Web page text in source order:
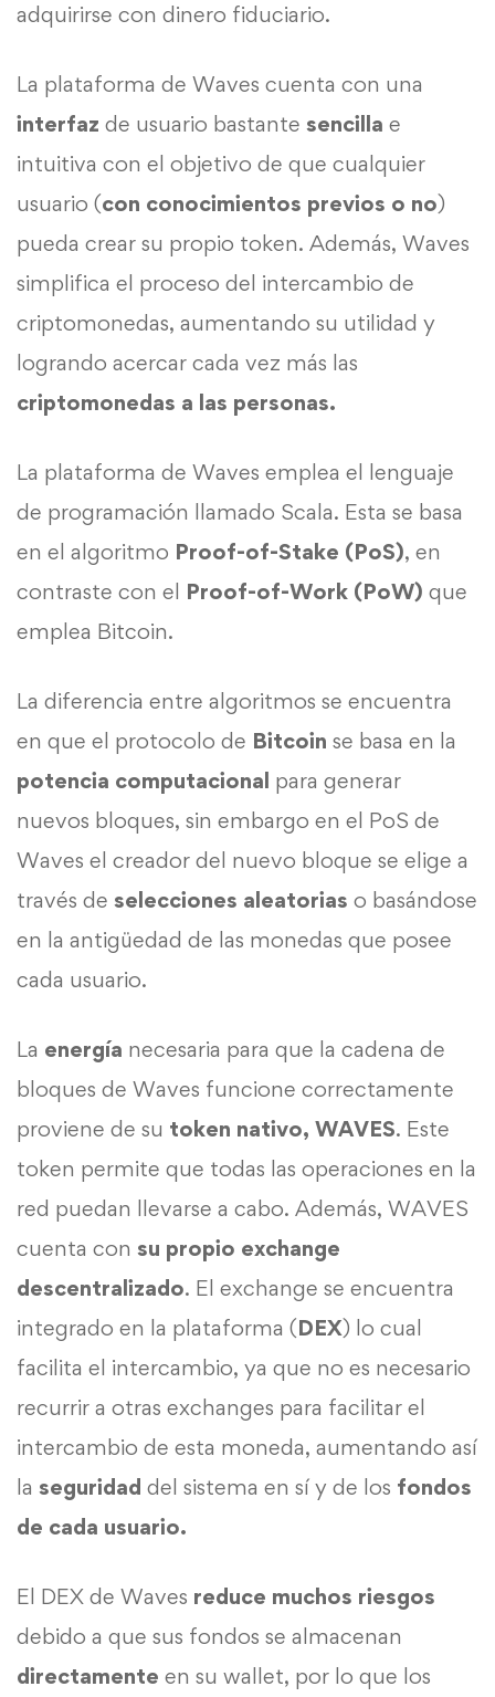
adquirirse con dinero fiduciario.
La plataforma de Waves cuenta con una
interfaz de usuario bastante sencilla e
intuitiva con el objetivo de que cualquier
usuario (con conocimientos previos o no)
pueda crear su propio token. Además, Waves
simplifica el proceso del intercambio de
criptomonedas, aumentando su utilidad y
logrando acercar cada vez más las
criptomonedas a las personas.
La plataforma de Waves emplea el lenguaje
de programación llamado Scala. Esta se basa
en el algoritmo Proof-of-Stake (PoS), en
contraste con el Proof-of-Work (PoW) que
emplea Bitcoin.
La diferencia entre algoritmos se encuentra
en que el protocolo de Bitcoin se basa en la
potencia computacional para generar
nuevos bloques, sin embargo en el PoS de
Waves el creador del nuevo bloque se elige a
través de selecciones aleatorias o basándose
en la antigüedad de las monedas que posee
cada usuario.
La energía necesaria para que la cadena de
bloques de Waves funcione correctamente
proviene de su token nativo, WAVES. Este
token permite que todas las operaciones en la
red puedan llevarse a cabo. Además, WAVES
cuenta con su propio exchange
descentralizado. El exchange se encuentra
integrado en la plataforma (DEX) lo cual
facilita el intercambio, ya que no es necesario
recurrir a otras exchanges para facilitar el
intercambio de esta moneda, aumentando así
la seguridad del sistema en sí y de los fondos
de cada usuario.
El DEX de Waves reduce muchos riesgos
debido a que sus fondos se almacenan
directamente en su wallet, por lo que los